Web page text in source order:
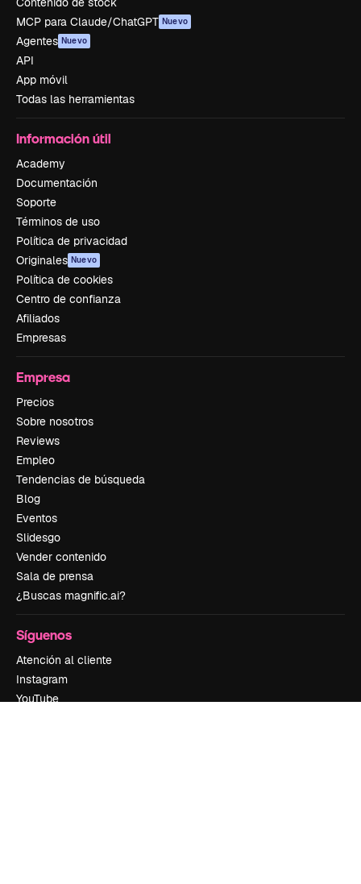
MCP para Claude/ChatGPT Nuevo
Agentes Nuevo
API
App móvil
Todas las herramientas
Información útil
Academy
Documentación
Soporte
Términos de uso
Política de privacidad
Originales Nuevo
Política de cookies
Centro de confianza
Afiliados
Empresas
Empresa
Precios
Sobre nosotros
Reviews
Empleo
Tendencias de búsqueda
Blog
Eventos
Slidesgo
Vender contenido
Sala de prensa
¿Buscas magnific.ai?
Síguenos
Atención al cliente
Instagram
YouTube